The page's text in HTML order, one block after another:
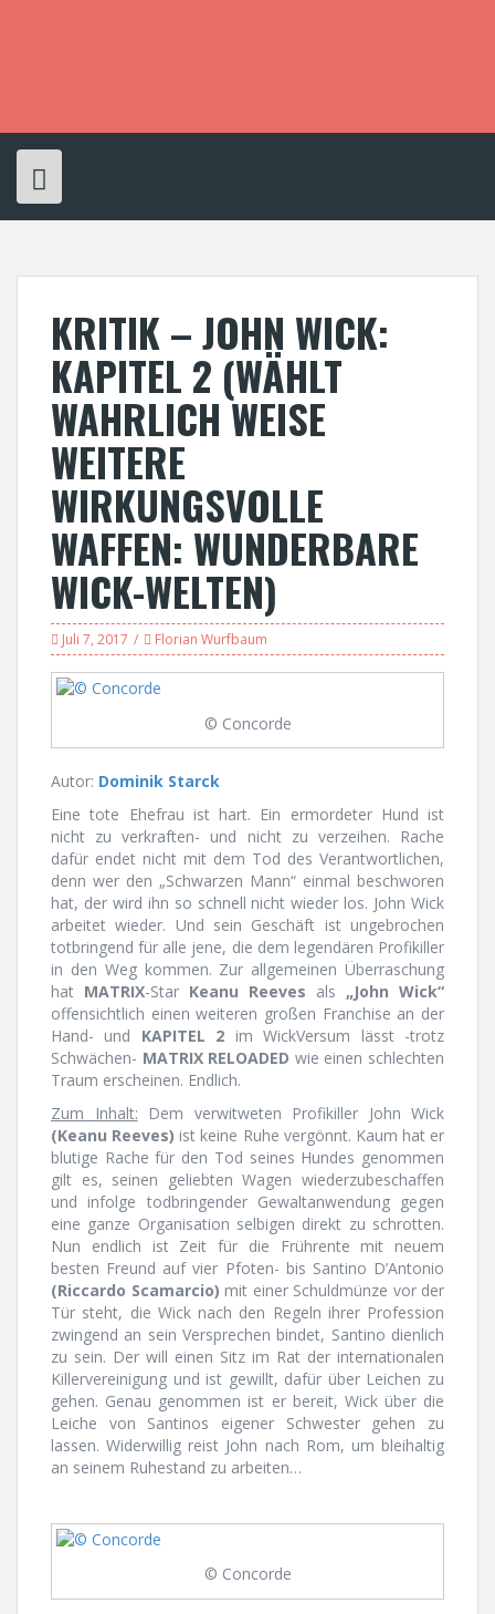
KRITIK – JOHN WICK:
KAPITEL 2 (WÄHLT
WAHRLICH WEISE
WEITERE
WIRKUNGSVOLLE
WAFFEN: WUNDERBARE
WICK-WELTEN)
Juli 7, 2017 Florian Wurfbaum
© Concorde
Autor: Dominik Starck
Eine tote Ehefrau ist hart. Ein ermordeter Hund ist
nicht zu verkraften- und nicht zu verzeihen. Rache
dafür endet nicht mit dem Tod des Verantwortlichen,
denn wer den „Schwarzen Mann“ einmal beschworen
hat, der wird ihn so schnell nicht wieder los. John Wick
arbeitet wieder. Und sein Geschäft ist ungebrochen
totbringend für alle jene, die dem legendären Profikiller
in den Weg kommen. Zur allgemeinen Überraschung
hat MATRIX-Star Keanu Reeves als „John Wick“
offensichtlich einen weiteren großen Franchise an der
Hand- und KAPITEL 2 im WickVersum lässt -trotz
Schwächen- MATRIX RELOADED wie einen schlechten
Traum erscheinen. Endlich.
Zum Inhalt: Dem verwitweten Profikiller John Wick
(Keanu Reeves) ist keine Ruhe vergönnt. Kaum hat er
blutige Rache für den Tod seines Hundes genommen
gilt es, seinen geliebten Wagen wiederzubeschaffen
und infolge todbringender Gewaltanwendung gegen
eine ganze Organisation selbigen direkt zu schrotten.
Nun endlich ist Zeit für die Frührente mit neuem
besten Freund auf vier Pfoten- bis Santino D’Antonio
(Riccardo Scamarcio) mit einer Schuldmünze vor der
Tür steht, die Wick nach den Regeln ihrer Profession
zwingend an sein Versprechen bindet, Santino dienlich
zu sein. Der will einen Sitz im Rat der internationalen
Killervereinigung und ist gewillt, dafür über Leichen zu
gehen. Genau genommen ist er bereit, Wick über die
Leiche von Santinos eigener Schwester gehen zu
lassen. Widerwillig reist John nach Rom, um bleihaltig
an seinem Ruhestand zu arbeiten…
© Concorde